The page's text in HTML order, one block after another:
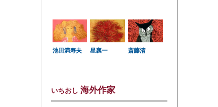
池田満寿夫 星襄一 斎藤清
いちおし 海外作家